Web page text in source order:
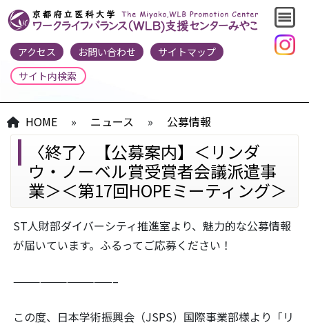
アクセス お問い合わせ サイトマップ
HOME » ニュース » 公募情報
〈終了〉【公募案内】＜リンダ
ウ・ノーベル賞受賞者会議派遣事
業＞＜第17回HOPEミーティング＞
ST人財部ダイバーシティ推進室より、魅力的な公募情報
が届いています。ふるってご応募ください！
———————————–
この度、日本学術振興会（JSPS）国際事業部様より「リ